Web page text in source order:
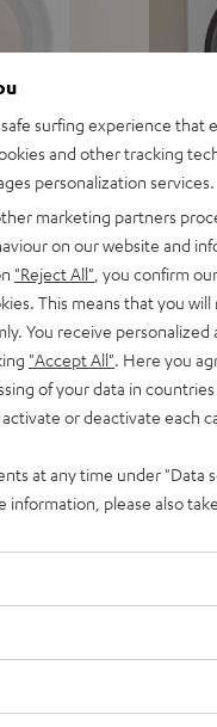
Stereo-
Pegel bei
guter
Atmos®-Set
wertigen
surfing experience that
and other tracking
personalization services.
marketing partners
on our website and
"Reject All" , you confirm
This means that you
You receive
"Accept All" . Here you
of your data in
or deactivate each
at any time under
information, please also